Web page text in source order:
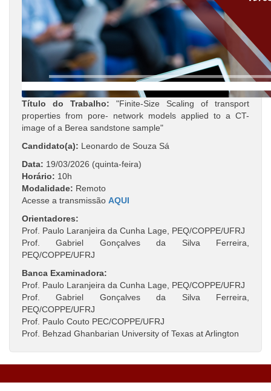
Título do Trabalho: "Finite-Size Scaling of transport
properties from pore- network models applied to a CT-
image of a Berea sandstone sample"
Candidato(a): Leonardo de Souza Sá
Data: 19/03/2026 (quinta-feira)
Horário: 10h
Modalidade: Remoto
Acesse a transmissão AQUI
Orientadores:
Prof. Paulo Laranjeira da Cunha Lage, PEQ/COPPE/UFRJ
Prof. Gabriel Gonçalves da Silva Ferreira,
PEQ/COPPE/UFRJ
Banca Examinadora:
Prof. Paulo Laranjeira da Cunha Lage, PEQ/COPPE/UFRJ
Prof. Gabriel Gonçalves da Silva Ferreira,
PEQ/COPPE/UFRJ
Prof. Paulo Couto PEC/COPPE/UFRJ
Prof. Behzad Ghanbarian University of Texas at Arlington